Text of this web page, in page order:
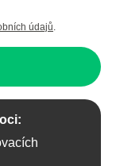
údajů.